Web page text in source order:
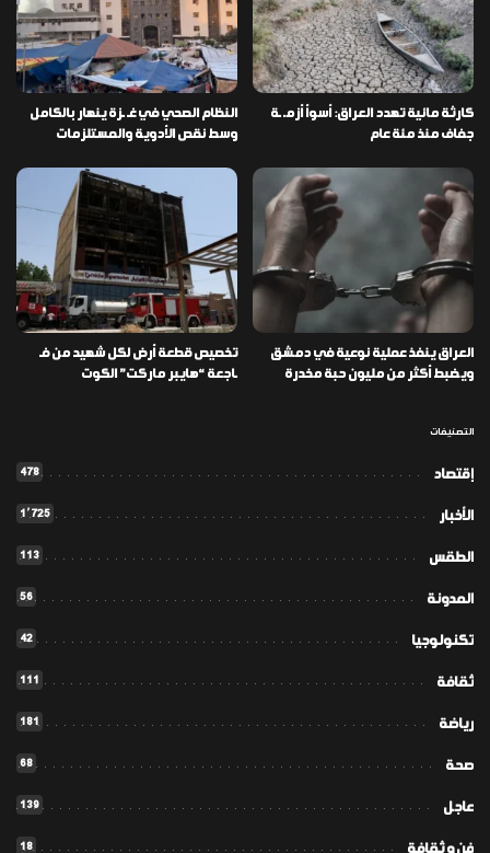
كارثة مائية تهدد العراق: أسوأ أزمـ ـة
جفاف منذ مئة عام
النظام الصحي في غـ ـزة ينهار بالكامل
وسط نقص الأدوية والمستلزمات
العراق ينفذ عملية نوعية في دمشق
ويضبط أكثر من مليون حبة مخدرة
تخصيص قطعة أرض لكل شهيد من فـ
ـاجعة “هايبر ماركت” الكوت
التصنيفات
إقتصاد 478
الأخبار 1٬725
الطقس 113
المدونة 56
تكنولوجيا 42
ثقافة 111
رياضة 181
صحة 68
عاجل 139
فن و ثقافة 18